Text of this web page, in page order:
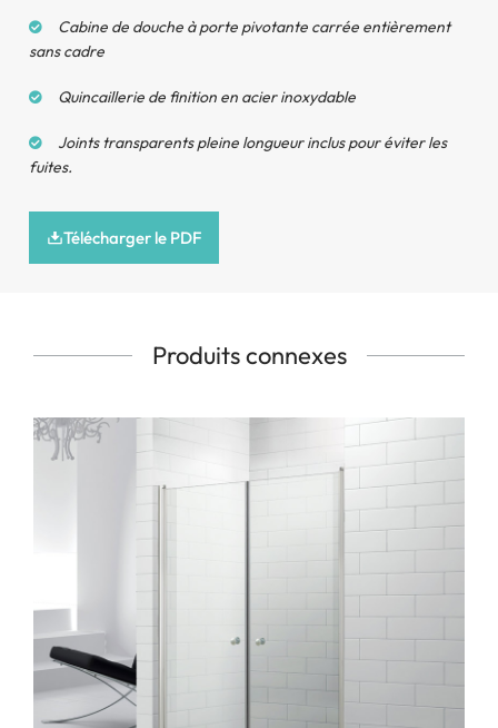
Style de charnière en option
Cabine de douche à porte pivotante carrée entièrement
sans cadre
Quincaillerie de finition en acier inoxydable
Joints transparents pleine longueur inclus pour éviter les
fuites.
Télécharger le PDF
Produits connexes